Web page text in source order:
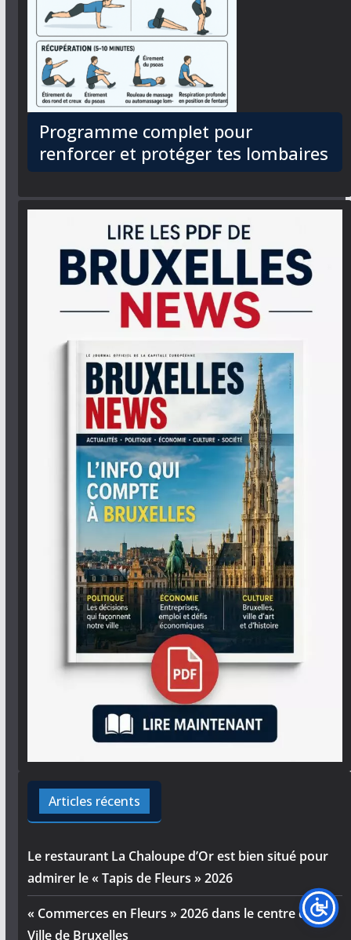
Programme complet pour
renforcer et protéger tes lombaires
Articles récents
Le restaurant La Chaloupe d’Or est bien situé pour
admirer le « Tapis de Fleurs » 2026
« Commerces en Fleurs » 2026 dans le centre de la
Ville de Bruxelles